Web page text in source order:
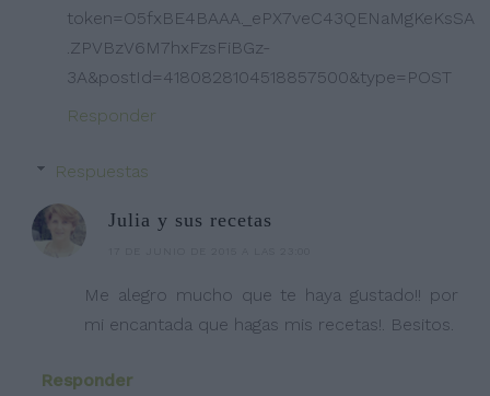
token=O5fxBE4BAAA._ePX7veC43QENaMgKeKsSA
.ZPVBzV6M7hxFzsFiBGz-
3A&postId=4180828104518857500&type=POST
Responder
Respuestas
Julia y sus recetas
Me alegro mucho que te haya gustado!! por
mi encantada que hagas mis recetas!. Besitos.
Responder